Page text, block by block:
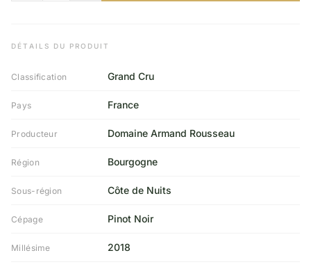
DÉTAILS DU PRODUIT
Classification Grand Cru
Pays France
Producteur Domaine Armand Rousseau
Région Bourgogne
Sous-région Côte de Nuits
Cépage Pinot Noir
Millésime 2018